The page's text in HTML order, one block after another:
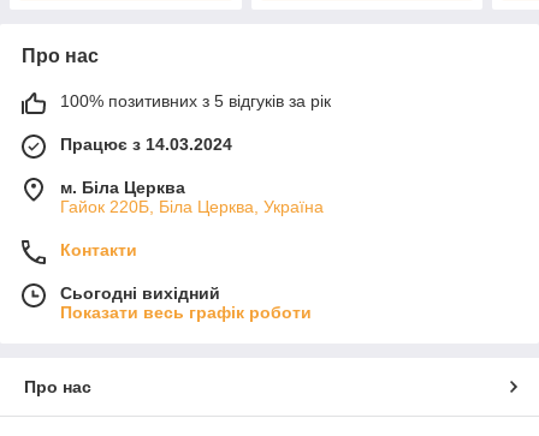
Про нас
100% позитивних з 5 відгуків за рік
Працює з 14.03.2024
м. Біла Церква
Гайок 220Б, Біла Церква, Україна
Контакти
Сьогодні вихідний
Показати весь графік роботи
Про нас